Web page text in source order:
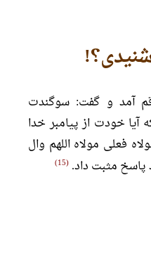
آمد و گفت: سوگندت
خودت از پیامبر خدا
فعلی مولاه اللهم وال
پاسخ مثبت داد. 15